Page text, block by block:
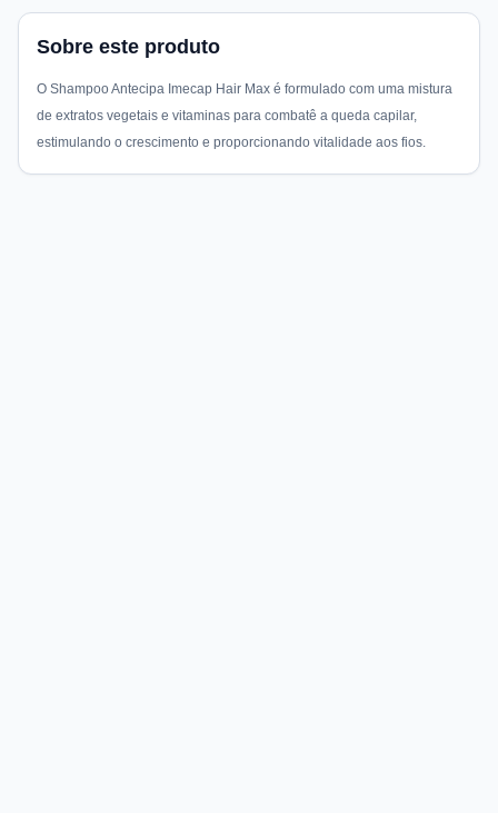
Sobre este produto
O Shampoo Antecipa Imecap Hair Max é formulado com uma mistura
de extratos vegetais e vitaminas para combatê a queda capilar,
estimulando o crescimento e proporcionando vitalidade aos fios.